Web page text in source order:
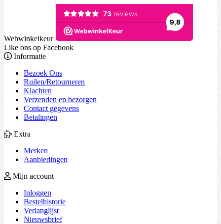
Webwinkelkeur
Like ons op Facebook
Informatie
Bezoek Ons
Ruilen/Retourneren
Klachten
Verzenden en bezorgen
Contact gegevens
Betalingen
Extra
Merken
Aanbiedingen
Mijn account
Inloggen
Bestelhistorie
Verlanglijst
Nieuwsbrief